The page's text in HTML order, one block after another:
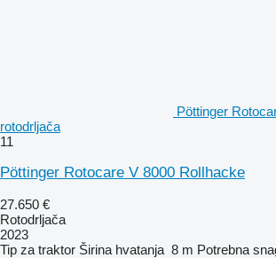
Pöttinger
rotodrljača
11
Pöttinger Rotocare V 8000 Rollhacke
27.650 €
Rotodrljača
2023
Tip za traktor Širina hvatanja 8 m Potrebna